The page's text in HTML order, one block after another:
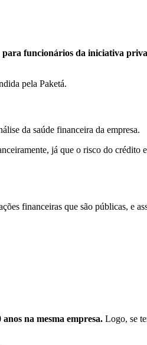
para funcionários da iniciativa
pela Paketá.
da saúde financeira da empresa.
já que o risco do crédito
financeiras que são públicas, e
na mesma empresa. Logo, se